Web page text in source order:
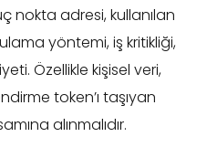
nokta adresi, kullanılan
yöntemi, iş kritikliği,
Özellikle kişisel veri,
token’ı taşıyan
alınmalıdır.